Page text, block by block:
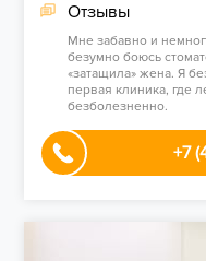
Отзывы
Мне забавно и
безумно боюсь
«затащила» жена. Я
первая клиника, где
безболезненно.
+7